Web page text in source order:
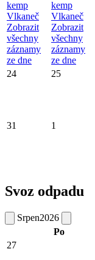
kemp
Vlkaneč
Zobrazit
všechny
záznamy
ze dne
kemp
Vlkaneč
Zobrazit
všechny
záznamy
ze dne
24 25
31 1
Svoz odpadu
Srpen2026
Po
27